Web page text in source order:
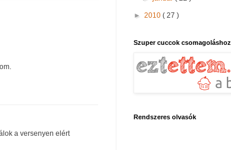
a versenyen elért
► 2010 ( 27 )
Szuper cuccok csomagoláshoz
Rendszeres olvasók